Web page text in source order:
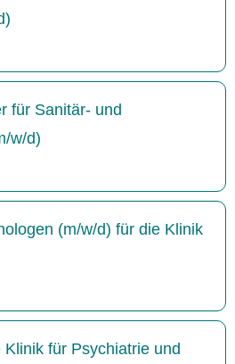
für Sanitär- und
w/d)
(m/w/d) für die Klinik
für Psychiatrie und